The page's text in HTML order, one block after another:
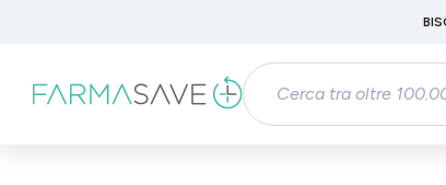
Passa alla navigazione principale